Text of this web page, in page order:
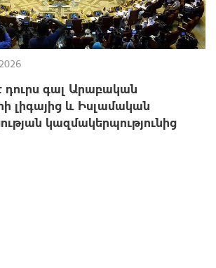
դուրս գալ Արաբական
լիգայից և Իսլամական
կազմակերպությունից